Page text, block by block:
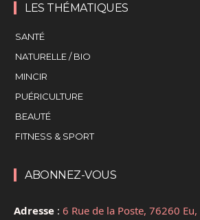
LES THÉMATIQUES
SANTÉ
NATURELLE / BIO
MINCIR
PUÉRICULTURE
BEAUTÉ
FITNESS & SPORT
ABONNEZ-VOUS
Adresse : 6 Rue de la Poste, 76260 Eu,